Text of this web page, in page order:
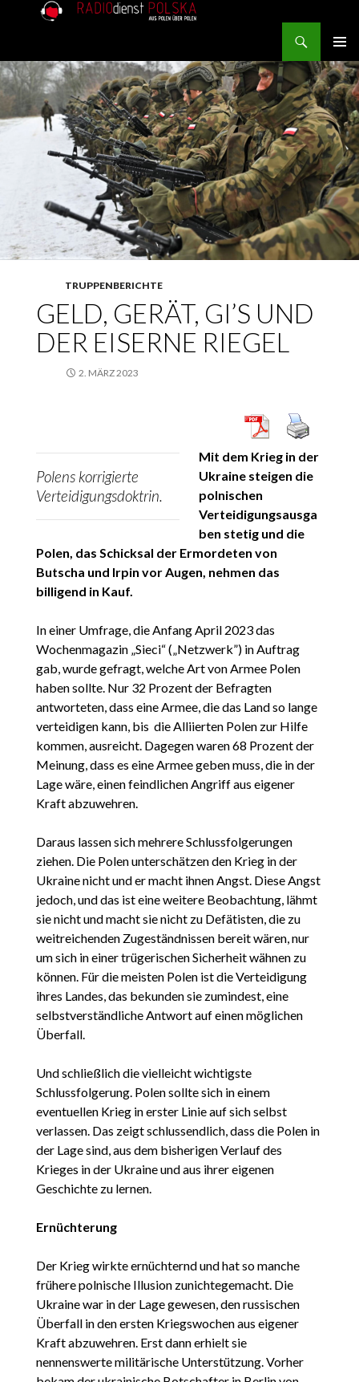
MENU
TRUPPENBERICHTE
GELD, GERÄT, GI’S UND
DER EISERNE RIEGEL
2. MÄRZ 2023
Polens korrigierte
Verteidigungsdoktrin.
Mit dem Krieg in der
Ukraine steigen die
polnischen
Verteidigungsausga
ben stetig und die
Polen, das Schicksal der Ermordeten von
Butscha und Irpin vor Augen, nehmen das
billigend in Kauf.
In einer Umfrage, die Anfang April 2023 das
Wochenmagazin „Sieci“ („Netzwerk”) in Auftrag
gab, wurde gefragt, welche Art von Armee Polen
haben sollte. Nur 32 Prozent der Befragten
antworteten, dass eine Armee, die das Land so lange
verteidigen kann, bis die Alliierten Polen zur Hilfe
kommen, ausreicht. Dagegen waren 68 Prozent der
Meinung, dass es eine Armee geben muss, die in der
Lage wäre, einen feindlichen Angriff aus eigener
Kraft abzuwehren.
Daraus lassen sich mehrere Schlussfolgerungen
ziehen. Die Polen unterschätzen den Krieg in der
Ukraine nicht und er macht ihnen Angst. Diese Angst
jedoch, und das ist eine weitere Beobachtung, lähmt
sie nicht und macht sie nicht zu Defätisten, die zu
weitreichenden Zugeständnissen bereit wären, nur
um sich in einer trügerischen Sicherheit wähnen zu
können. Für die meisten Polen ist die Verteidigung
ihres Landes, das bekunden sie zumindest, eine
selbstverständliche Antwort auf einen möglichen
Überfall.
Und schließlich die vielleicht wichtigste
Schlussfolgerung. Polen sollte sich in einem
eventuellen Krieg in erster Linie auf sich selbst
verlassen. Das zeigt schlussendlich, dass die Polen in
der Lage sind, aus dem bisherigen Verlauf des
Krieges in der Ukraine und aus ihrer eigenen
Geschichte zu lernen.
Ernüchterung
Der Krieg wirkte ernüchternd und hat so manche
frühere polnische Illusion zunichtegemacht. Die
Ukraine war in der Lage gewesen, den russischen
Überfall in den ersten Kriegswochen aus eigener
Kraft abzuwehren. Erst dann erhielt sie
nennenswerte militärische Unterstützung. Vorher